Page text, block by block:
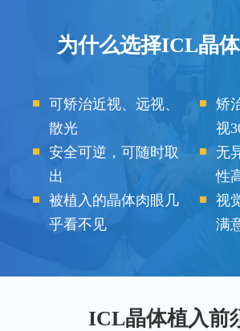
为什么选择ICL晶
可矫治近视、远视、
散光
安全可逆，可随时取
出
被植入的晶体肉眼几
乎看不见
矫
视
无
性
视
满
ICL晶体植入前